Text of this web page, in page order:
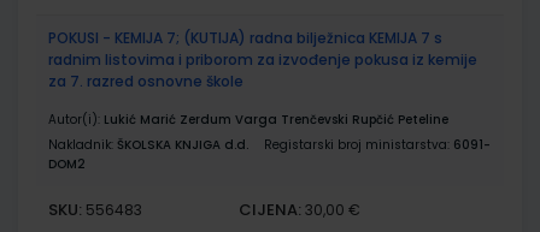
POKUSI - KEMIJA 7; (KUTIJA) radna bilježnica KEMIJA 7 s
radnim listovima i priborom za izvođenje pokusa iz kemije
za 7. razred osnovne škole
Autor(i): Lukić Marić Zerdum Varga Trenčevski Rupčić Peteline
Nakladnik: ŠKOLSKA KNJIGA d.d. Registarski broj ministarstva: 6091-
DOM2
SKU: 556483 CIJENA: 30,00 €